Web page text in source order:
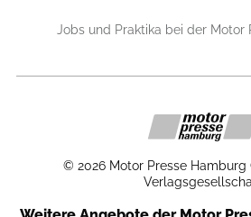
Jobs und Praktika bei der Motor
© 2026 Motor Presse Hamburg